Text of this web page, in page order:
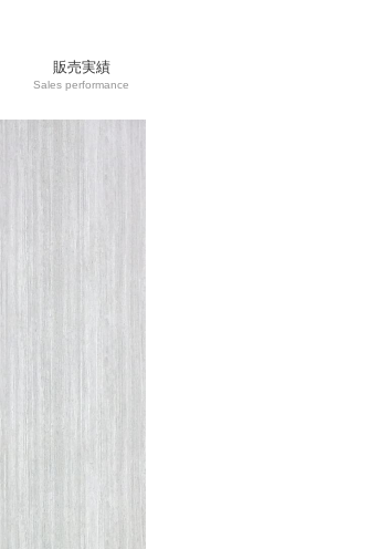
販売実績
Sales performance